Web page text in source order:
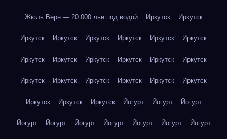
Жюль Верн — 20 000 лье под водой Иркутск Иркутск
Иркутск Иркутск Иркутск Иркутск Иркутск Иркутск
Иркутск Иркутск Иркутск Иркутск Иркутск Иркутск
Иркутск Иркутск Иркутск Иркутск Иркутск Иркутск
Иркутск Иркутск Иркутск Йогурт Йогурт Йогурт
Йогурт Йогурт Йогурт Йогурт Йогурт Йогурт Йогурт